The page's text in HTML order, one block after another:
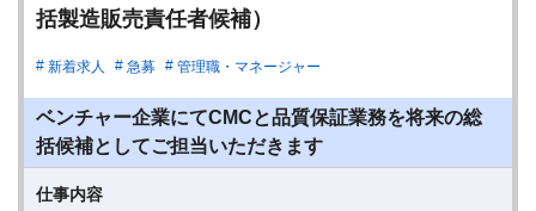
括製造販売責任者候補）
新着求人 急募 管理職・マネージャー
ベンチャー企業にてCMCと品質保証業務を将来の総
括候補としてご担当いただきます
仕事内容